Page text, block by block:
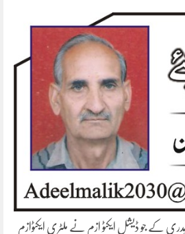
کے جو ڈیشل ایکٹو ازم نے ملٹری ایکٹوازم